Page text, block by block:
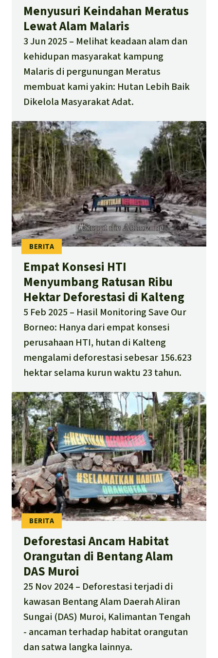
Menyusuri Keindahan Meratus
Lewat Alam Malaris
3 Jun 2025
Melihat keadaan alam dan
kehidupan masyarakat kampung
Malaris di pergunungan Meratus
membuat kami yakin: Hutan Lebih Baik
Dikelola Masyarakat Adat.
Empat Konsesi HTI
Menyumbang Ratusan Ribu
Hektar Deforestasi di Kalteng
5 Feb 2025
Hasil Monitoring Save Our
Borneo: Hanya dari empat konsesi
perusahaan HTI, hutan di Kalteng
mengalami deforestasi sebesar 156.623
hektar selama kurun waktu 23 tahun.
Deforestasi Ancam Habitat
Orangutan di Bentang Alam
DAS Muroi
25 Nov 2024
Deforestasi terjadi di
kawasan Bentang Alam Daerah Aliran
Sungai (DAS) Muroi, Kalimantan Tengah
- ancaman terhadap habitat orangutan
dan satwa langka lainnya.